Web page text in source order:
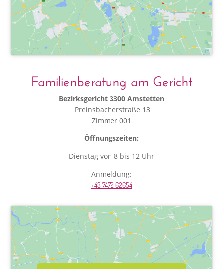
Familienberatung am Gericht
Bezirksgericht 3300 Amstetten
Preinsbacherstraße 13
Zimmer 001
Öffnungszeiten:
Dienstag von 8 bis 12 Uhr
Anmeldung:
+43 7472 62654